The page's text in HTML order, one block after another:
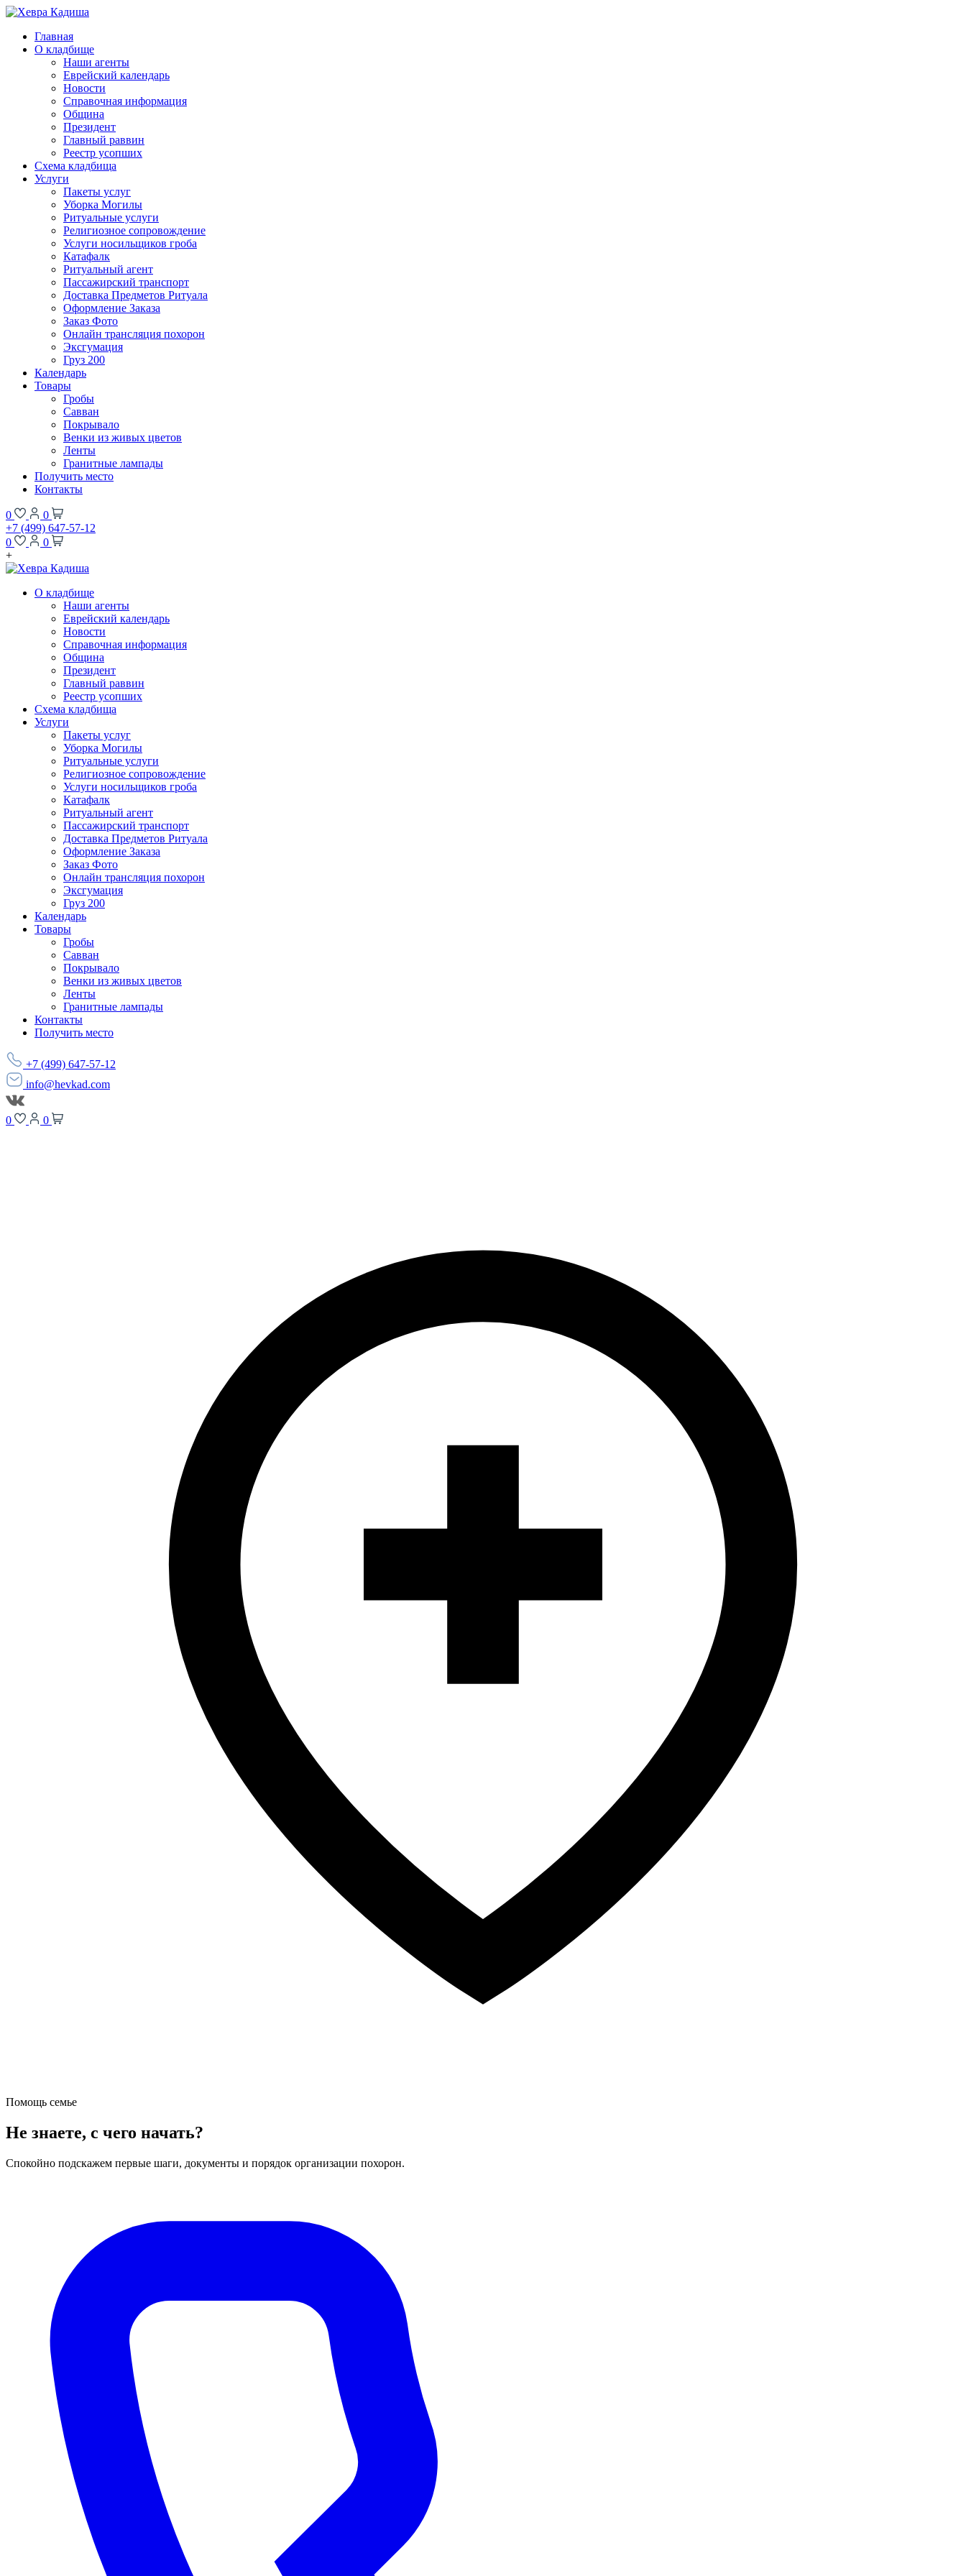
Главная
О кладбище
Наши агенты
Еврейский календарь
Новости
Справочная информация
Община
Президент
Главный раввин
Реестр усопших
Схема кладбища
Услуги
Пакеты услуг
Уборка Могилы
Ритуальные услуги
Религиозное сопровождение
Услуги носильщиков гроба
Катафалк
Ритуальный агент
Пассажирский транспорт
Доставка Предметов Ритуала
Оформление Заказа
Заказ Фото
Онлайн трансляция похорон
Эксгумация
Груз 200
Календарь
Товары
Гробы
Савван
Покрывало
Венки из живых цветов
Ленты
Гранитные лампады
Получить место
Контакты
0
0
+7 (499) 647-57-12
0
0
+
О кладбище
Наши агенты
Еврейский календарь
Новости
Справочная информация
Община
Президент
Главный раввин
Реестр усопших
Схема кладбища
Услуги
Пакеты услуг
Уборка Могилы
Ритуальные услуги
Религиозное сопровождение
Услуги носильщиков гроба
Катафалк
Ритуальный агент
Пассажирский транспорт
Доставка Предметов Ритуала
Оформление Заказа
Заказ Фото
Онлайн трансляция похорон
Эксгумация
Груз 200
Календарь
Товары
Гробы
Савван
Покрывало
Венки из живых цветов
Ленты
Гранитные лампады
Контакты
Получить место
+7 (499) 647-57-12
info@hevkad.com
0 0
Помощь семье
Не знаете, с чего начать?
Спокойно подскажем первые шаги, документы и порядок организации похорон.